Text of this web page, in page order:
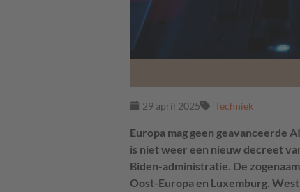
29 april 2025 Techniek
Europa mag geen geavanceerde
is niet weer een nieuw decreet
Biden-administratie. De
Oost-Europa en Luxemburg.